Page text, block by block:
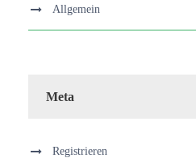
Allgemein
Meta
Registrieren